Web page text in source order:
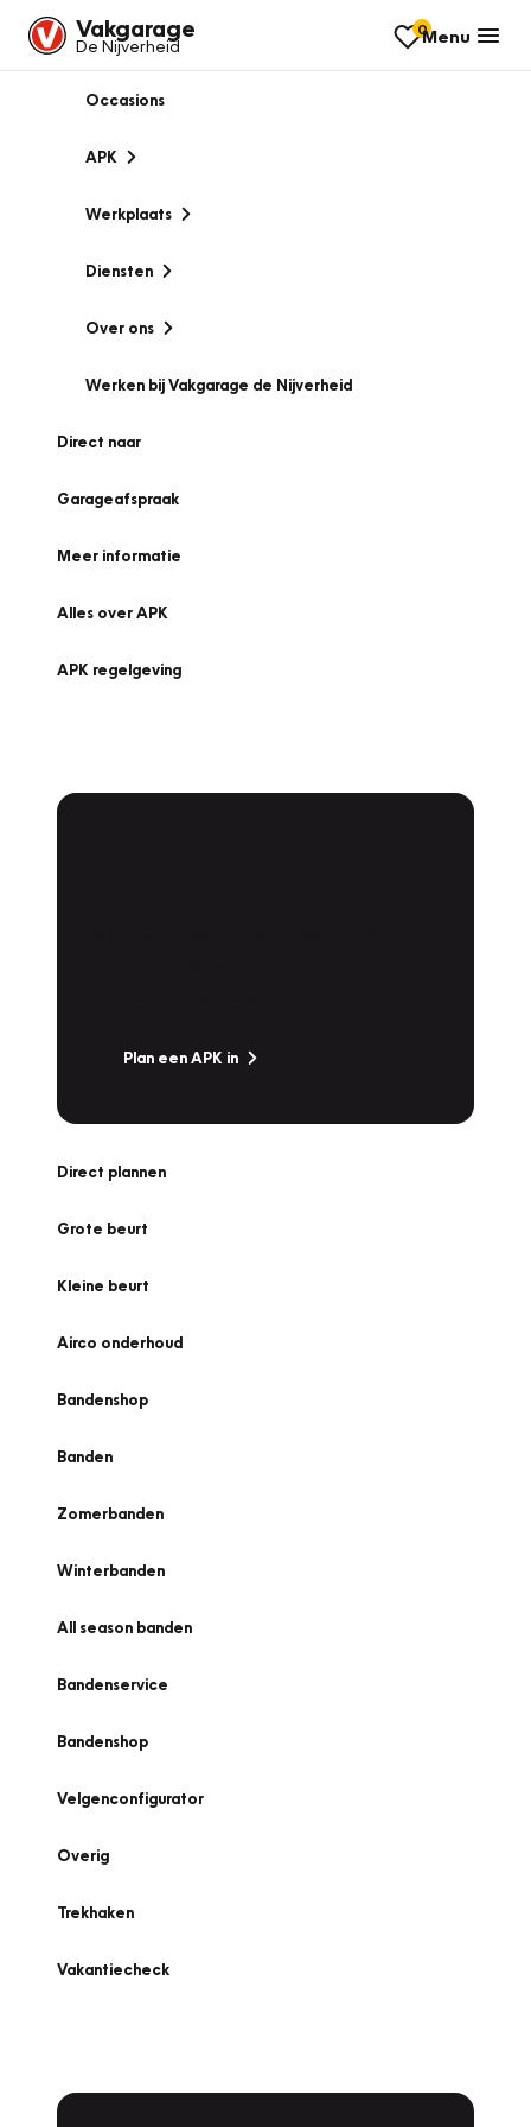
Vakgarage
De Nijverheid
0Menu
Occasions
APK
Werkplaats
Diensten
Over ons
Werken bij Vakgarage de Nijverheid
Direct naar
Garageafspraak
Meer informatie
Alles over APK
APK regelgeving
Plan een APK in
Direct plannen
Grote beurt
Kleine beurt
Airco onderhoud
Bandenshop
Banden
Zomerbanden
Winterbanden
All season banden
Bandenservice
Bandenshop
Velgenconfigurator
Overig
Trekhaken
Vakantiecheck